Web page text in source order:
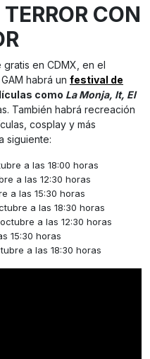
CON
en CDMX, en el
habrá un festival de
como La Monja, It, El
También habrá recreación
cosplay y más
siguiente:
a las 18:00 horas
a las 12:30 horas
a las 15:30 horas
a las 18:30 horas
a las 12:30 horas
15:30 horas
a las 18:30 horas